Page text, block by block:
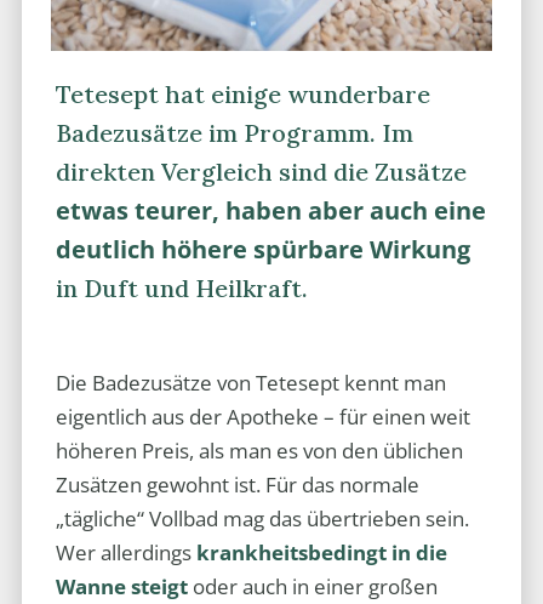
Tetesept hat einige wunderbare
Badezusätze im Programm. Im
direkten Vergleich sind die Zusätze
etwas teurer, haben aber auch eine
deutlich höhere spürbare Wirkung
in Duft und Heilkraft.
Die Badezusätze von Tetesept kennt man
eigentlich aus der Apotheke – für einen weit
höheren Preis, als man es von den üblichen
Zusätzen gewohnt ist. Für das normale
„tägliche“ Vollbad mag das übertrieben sein.
Wer allerdings krankheitsbedingt in die
Wanne steigtoder auch in einer großen